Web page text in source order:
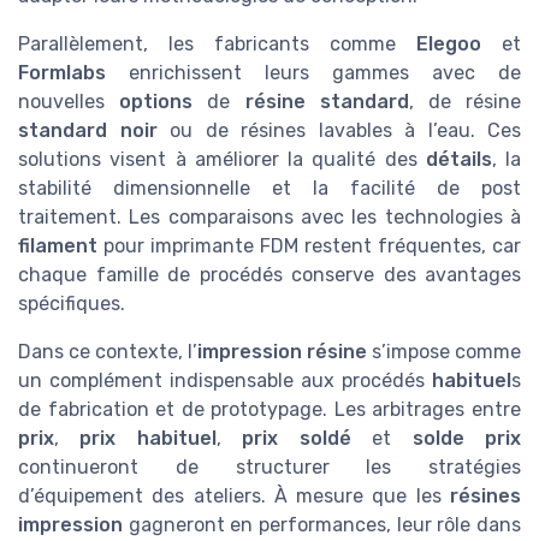
Parallèlement, les fabricants comme Elegoo et
Formlabs enrichissent leurs gammes avec de
nouvelles options de résine standard , de résine
standard noirou de résines lavables à l’eau. Ces
solutions visent à améliorer la qualité des détails, la
stabilité dimensionnelle et la facilité de post
traitement. Les comparaisons avec les technologies à
filament pour imprimante FDM restent fréquentes, car
chaque famille de procédés conserve des avantages
spécifiques.
Dans ce contexte, l’impression résine s’impose comme
un complément indispensable aux procédés habituel s
de fabrication et de prototypage. Les arbitrages entre
prix, prix habituel , prix soldé et solde prix
continueront de structurer les stratégies
d’équipement des ateliers. À mesure que les résines
impression gagneront en performances, leur rôle dans